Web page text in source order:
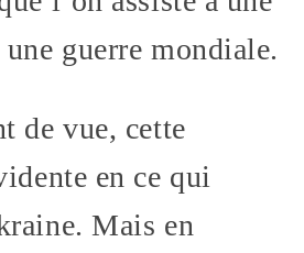
une guerre mondiale.
de vue, cette
en ce qui
Mais en